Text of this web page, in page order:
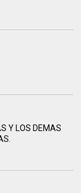
Y LOS DEMAS